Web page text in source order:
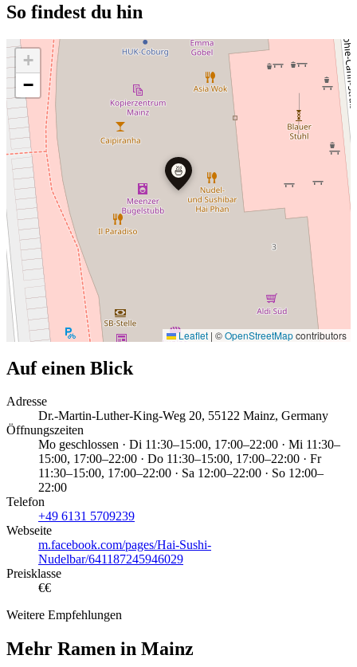
So findest du hin
🍜
+
−
Leaflet | ©OpenStreetMapcontributors
Auf einen Blick
Adresse
Dr.-Martin-Luther-King-Weg 20, 55122 Mainz, Germany
Öffnungszeiten
Mo geschlossen · Di 11:30–15:00, 17:00–22:00 · Mi 11:30–
15:00, 17:00–22:00 · Do 11:30–15:00, 17:00–22:00 · Fr
11:30–15:00, 17:00–22:00 · Sa 12:00–22:00 · So 12:00–
22:00
Telefon
+49 6131 5709239
Webseite
m.facebook.com/pages/Hai-Sushi-
Nudelbar/641187245946029
Preisklasse
€€
Weitere Empfehlungen
Mehr Ramen in Mainz